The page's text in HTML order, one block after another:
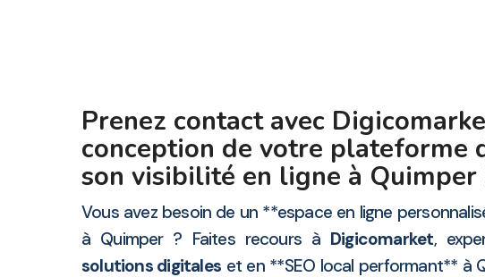
Prenez contact avec
conception de votre plateforme
son visibilité en ligne à Quimper
Vous avez besoin de un **espace en ligne
à Quimper ? Faites recours à Digicomarket,
solutions digitales et en **SEO local performant** à